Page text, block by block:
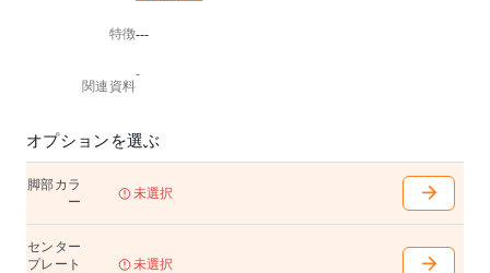
特徴---
関連資料
-
オプションを選ぶ
脚部カラ
ー
未選択
センター
プレート
未選択